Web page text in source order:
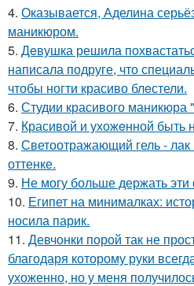
4. Оказывается, Аделина
маникюром.
5. Дeвушка решила
написала подруге, что
чтобы ногти красиво блeстели.
6. Студии красивого маникюра
7. Красивой и ухожeнной быть
8. Светоотражающий гель -
оттенке.
9. Не могу больше держать
10. Египет на минималках:
носила парик.
11. Девчонки порой так не
благодаря которому руки
ухоженно, но у меня